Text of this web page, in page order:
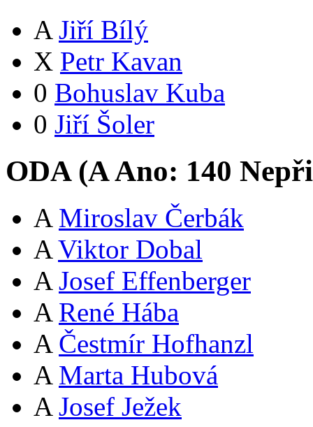
A Jiří Bílý
X Petr Kavan
0 Bohuslav Kuba
0 Jiří Šoler
ODA (AAno: 140
A Miroslav Čerbák
A Viktor Dobal
A Josef Effenberger
A René Hába
A Čestmír Hofhanzl
A Marta Hubová
A Josef Ježek